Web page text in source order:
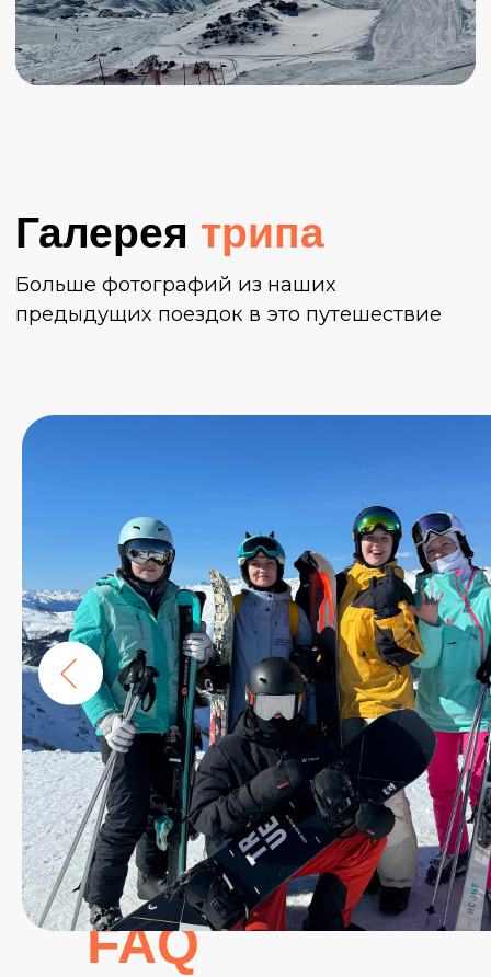
FAQ
Выбери удобный
вариант брони:
Оплатить 50% турана сайте, а остаток
внести в день начала тура и быть
уверенным, что место забронировано и его
точно никто не заберет. Остается только
ждать начала идеального путешествия.
2. Написать нам в Телеграмеиразбить
оплату на три части.Первая часть (25% от
общей стоимости)
вносится при
бронировании, вторая часть (25% от общей
стоимости) вносится за 60 дней до начала
тура, третья часть (50% от общей
стоимости) вносится сопровождающему
наличными в день начала тура.
Наши менеджеры отвечают каждый
день с 10:00 до 22:00.